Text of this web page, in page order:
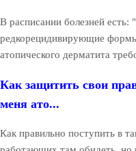
В расписании болезней есть:
редкорецидивирующие
атопического дерматита
Как защитить свои
меня ато...
Как правильно поступить в